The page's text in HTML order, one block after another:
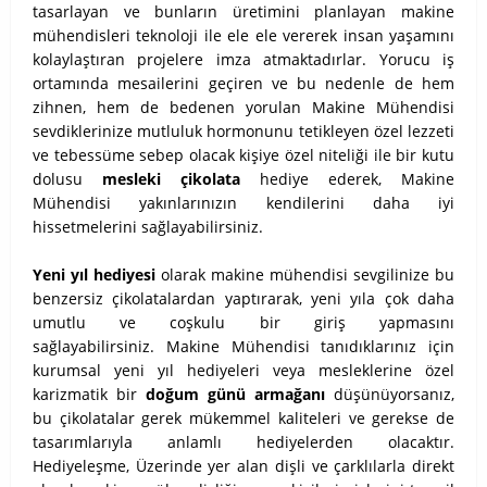
tasarlayan ve bunların üretimini planlayan makine
mühendisleri teknoloji ile ele ele vererek insan yaşamını
kolaylaştıran projelere imza atmaktadırlar. Yorucu iş
ortamında mesailerini geçiren ve bu nedenle de hem
zihnen, hem de bedenen yorulan Makine Mühendisi
sevdiklerinize mutluluk hormonunu tetikleyen özel lezzeti
ve tebessüme sebep olacak kişiye özel niteliği ile bir kutu
dolusu mesleki çikolata hediye ederek, Makine
Mühendisi yakınlarınızın kendilerini daha iyi
hissetmelerini sağlayabilirsiniz.
Yeni yıl hediyesi olarak makine mühendisi sevgilinize bu
benzersiz çikolatalardan yaptırarak, yeni yıla çok daha
umutlu ve coşkulu bir giriş yapmasını
sağlayabilirsiniz. Makine Mühendisi tanıdıklarınız için
kurumsal yeni yıl hediyeleri veya mesleklerine özel
karizmatik bir doğum günü armağanı düşünüyorsanız,
bu çikolatalar gerek mükemmel kaliteleri ve gerekse de
tasarımlarıyla anlamlı hediyelerden olacaktır.
Hediyeleşme, Üzerinde yer alan dişli ve çarklılarla direkt